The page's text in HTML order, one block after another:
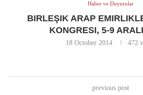
Haber ve Duyurular
BIRLEŞIK ARAP
KONGRESI, 5-9
18 October 2014 472
previous post